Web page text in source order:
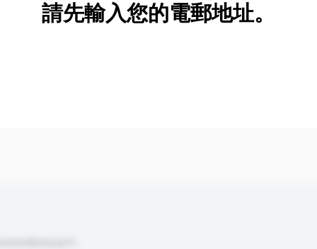
請先輸入您的電郵地址。